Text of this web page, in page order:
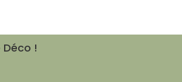
Déco !